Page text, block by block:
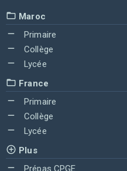
Maroc
Primaire
Collège
Lycée
France
Primaire
Collège
Lycée
Plus